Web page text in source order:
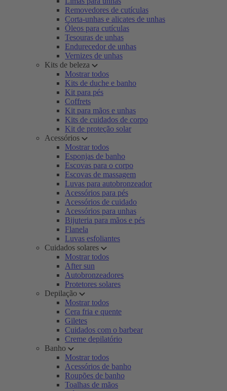
Removedores de cutículas
Corta-unhas e alicates de unhas
Óleos para cutículas
Tesouras de unhas
Endurecedor de unhas
Vernizes de unhas
Kits de beleza
Mostrar todos
Kits de duche e banho
Kit para pés
Coffrets
Kit para mãos e unhas
Kits de cuidados de corpo
Kit de proteção solar
Acessórios
Mostrar todos
Esponjas de banho
Escovas para o corpo
Escovas de massagem
Luvas para autobronzeador
Acessórios para pés
Acessórios de cuidado
Acessórios para unhas
Bijuteria para mãos e pés
Flanela
Luvas esfoliantes
Cuidados solares
Mostrar todos
After sun
Autobronzeadores
Protetores solares
Depilação
Mostrar todos
Cera fria e quente
Giletes
Cuidados com o barbear
Creme depilatório
Banho
Mostrar todos
Acessórios de banho
Roupões de banho
Toalhas de mãos